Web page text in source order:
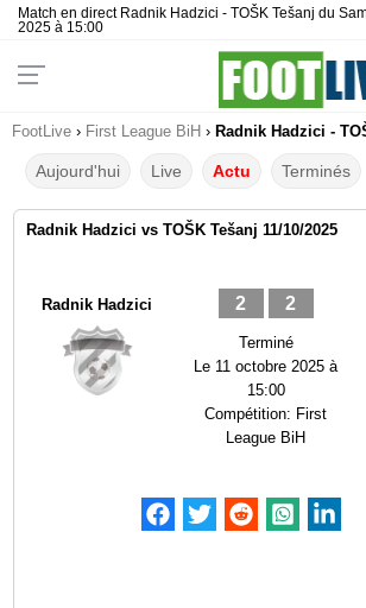
Match en direct Radnik Hadzici - TOŠK Tešanj du
2025 à 15:00
FootLive › First League BiH › Radnik Hadzici -
Aujourd'hui Live Actu Terminés
Radnik Hadzici vs TOŠK Tešanj 11/10/2025
Radnik Hadzici 2 2
Terminé
Le 11 octobre 2025 à
15:00
Compétition: First
League BiH